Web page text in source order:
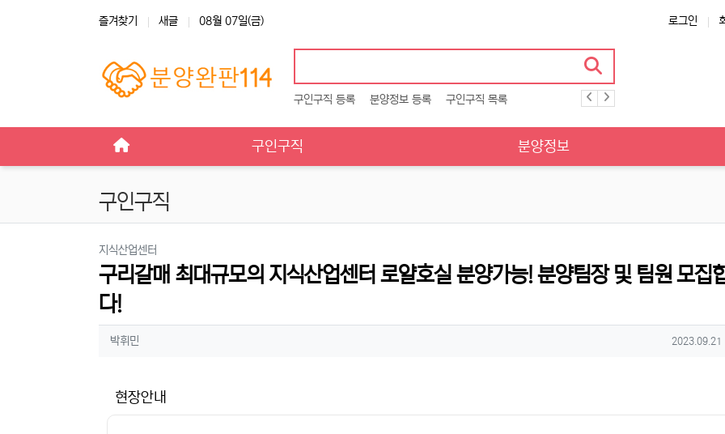
즐겨찾기 새글 08월 07일(금) 로그인
구인구직 등록 분양정보 등록 구인구직 목록
구인구직 분양정보
구인구직
지식산업센터
구리갈매 최대규모의 지식산업센터 로얄호실 분양가능! 분양팀장 및 팀원 모집
다!
작성자 정보
박휘민 작성일
2023.09.21
현장안내